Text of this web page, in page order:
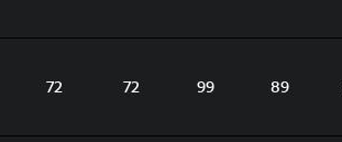
72 72 99 89